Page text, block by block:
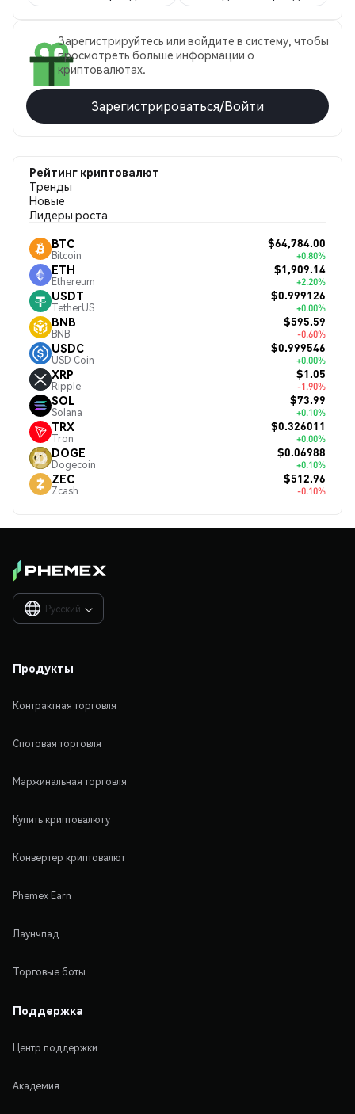
Зарегистрируйтесь или войдите в систему, чтобы
просмотреть больше информации о
криптовалютах.
Зарегистрироваться/Войти
Рейтинг криптовалют
Тренды
Новые
Лидеры роста
BTC
Bitcoin
$64,784.00
+0.80%
ETH
Ethereum
$1,909.14
+2.20%
USDT
TetherUS
$0.999126
+0.00%
BNB
BNB
$595.59
-0.60%
USDC
USD Coin
$0.999546
+0.00%
XRP
Ripple
$1.05
-1.90%
SOL
Solana
$73.99
+0.10%
TRX
Tron
$0.326011
+0.00%
DOGE
Dogecoin
$0.06988
+0.10%
ZEC
Zcash
$512.96
-0.10%
Русский 
Продукты
Контрактная торговля
Спотовая торговля
Маржинальная торговля
Купить криптовалюту
Конвертер криптовалют
Phemex Earn
Лаунчпад
Торговые боты
Поддержка
Центр поддержки
Академия